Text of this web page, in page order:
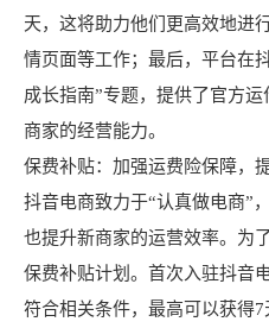
天，这将助力他们更高效地进
情页面等工作；最后，平台在
成长指南”专题，提供了官方
商家的经营能力。
保费补贴：加强运费险保障，
抖音电商致力于“认真做电商”
也提升新商家的运营效率。为
保费补贴计划。首次入驻抖音
符合相关条件，最高可以获得7